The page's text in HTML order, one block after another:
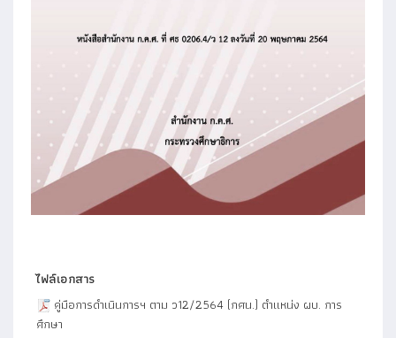
ไฟล์เอกสาร
คู่มือการดำเนินการฯ ตาม ว12/2564 (กศน.) ตำแหน่ง ผบ. การ
ศึกษา